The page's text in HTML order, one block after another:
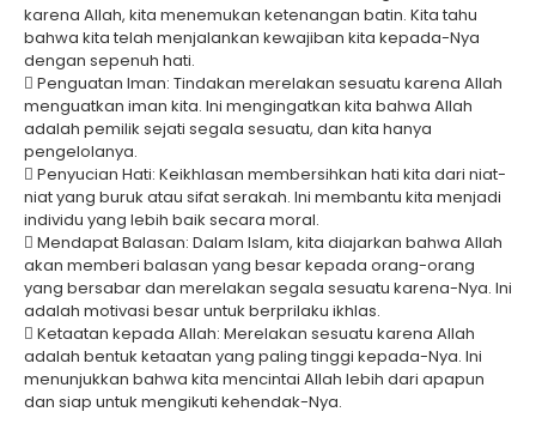
karena Allah, kita menemukan ketenangan batin. Kita tahu
bahwa kita telah menjalankan kewajiban kita kepada-Nya
dengan sepenuh hati.
 Penguatan Iman: Tindakan merelakan sesuatu karena Allah
menguatkan iman kita. Ini mengingatkan kita bahwa Allah
adalah pemilik sejati segala sesuatu, dan kita hanya
pengelolanya.
 Penyucian Hati: Keikhlasan membersihkan hati kita dari niat-
niat yang buruk atau sifat serakah. Ini membantu kita menjadi
individu yang lebih baik secara moral.
 Mendapat Balasan: Dalam Islam, kita diajarkan bahwa Allah
akan memberi balasan yang besar kepada orang-orang
yang bersabar dan merelakan segala sesuatu karena-Nya. Ini
adalah motivasi besar untuk berprilaku ikhlas.
 Ketaatan kepada Allah: Merelakan sesuatu karena Allah
adalah bentuk ketaatan yang paling tinggi kepada-Nya. Ini
menunjukkan bahwa kita mencintai Allah lebih dari apapun
dan siap untuk mengikuti kehendak-Nya.